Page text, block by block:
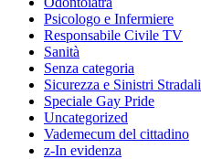
Psicologo e Infermiere
Responsabile Civile TV
Sanità
Senza categoria
Sicurezza e Sinistri Stradali
Speciale Gay Pride
Uncategorized
Vademecum del cittadino
z-In evidenza